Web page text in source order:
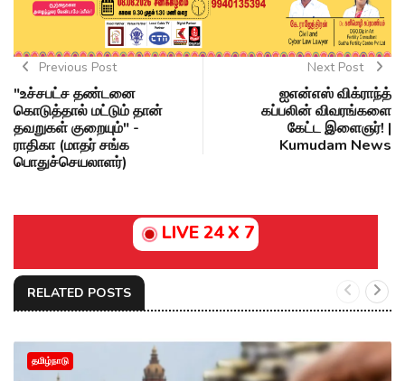
Previous Post
"உச்சபட்ச தண்டனை
கொடுத்தால் மட்டும் தான்
தவறுகள் குறையும்" -
ராதிகா (மாதர் சங்க
பொதுச்செயலாளர்)
Next Post
ஐஎன்எஸ் விக்ராந்த்
கப்பலின் விவரங்களை
கேட்ட இளைஞர்! |
Kumudam News
LIVE 24 X 7
RELATED POSTS
தமிழ்நாடு